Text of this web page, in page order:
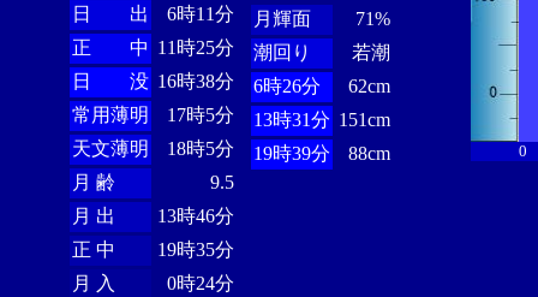
日 出
6時11分
正 中 11時25分
日 没 16時38分
常用薄明
17時5分
天文薄明
18時5分
月 齢
9.5
月 出
13時46分
正 中
19時35分
月 入
0時24分
月輝面
71%
潮回り
若潮
6時26分
62cm
13時31分 151cm
19時39分
88cm 0